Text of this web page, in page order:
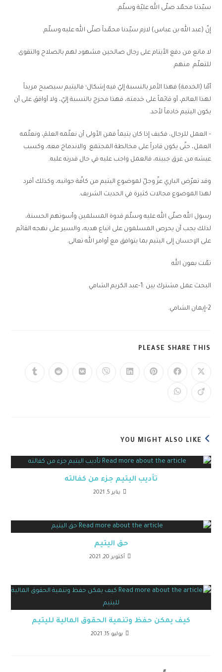
سيّدنا محمّد صلّى الله عليّة وسلّم.
إنّ (عبد الله بن عباس) لازم سيّدنا محمّداً صلّى الله عليه وسلّم.
لا مانع من دفع الأيتام على رجال صالحين مشهود لهم بالصلاح والتقوى
للتعلّم منهم.
أمّا (الخدمة) فهذا الأمر بالنسبة إليّ فيه إشكال؛ فاليتيم سيصبح مريداً
لهذا العالم، أو قائماً على خدمته، فهذا محرج بالنسبة إليّ، ولا أوافق على أن
يكون اليتيم خادماً لأحد.
– العمل للرجال، فكيف إذا كان يتيماً فمن الأولى أن نعلّمه العلمَ، ونعلّمه
العمل، حتّى يكون قادراً على مخالطة المجتمع والاندماج معه، وكسب
عيشه من عرق جبينه، فالعمل واجب عليه في حال قدرته عليه.
وقد تعرّض الباري عزّ وجلّ لموضوع اليتيم من كافّة جوانبه، وكذلك أفرد
لهذا الموضوع مجالات كثيرة في الحديث الشريف.
رسول الله صلّى الله عليه وسلّم قدوة المسلمين وأسوتهم الحسنة،
لذلك يجب أن يحرص المسلمون على اتباع هديه، والسير على نهجه القائم
على الإحسان إلى اليتيم بما يتوافق مع أوامر الله تعالى.
تمّت بعون الله
البحث عمل مشترك بين :1-عبد الكريم الشامي
2-إيمان الشامي.
PLEASE SHARE THIS
YOU MIGHT ALSO LIKE
تأديب اليتيم جزء من كفالته
يناير 5, 2021
حق اليتيم
أكتوبر 20, 2021
كيف يمكن حفظ وتنمية الحقوق المالية لليتيم
يوليو 15, 2021